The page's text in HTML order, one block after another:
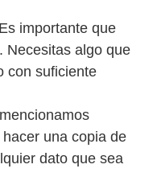
importante que
Necesitas algo que
con suficiente
una copia de
dato que sea